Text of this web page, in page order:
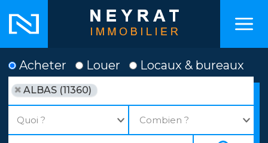
Acheter Louer Locaux & bureaux
ALBAS (11360)